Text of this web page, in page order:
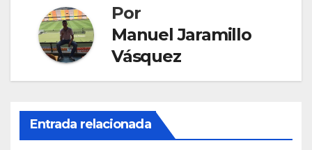
Por
Manuel Jaramillo
Vásquez
Entrada relacionada